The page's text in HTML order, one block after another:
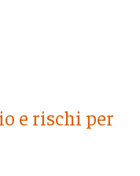
e rischi per